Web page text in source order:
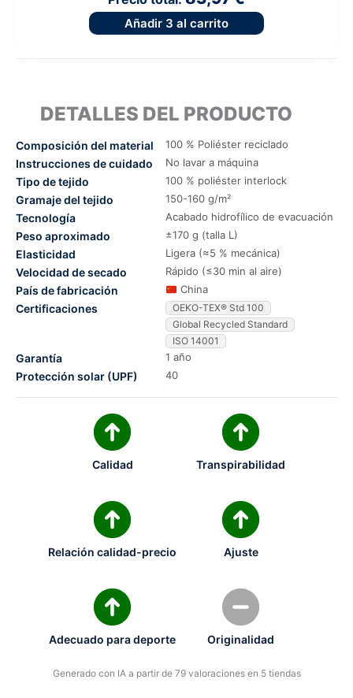
Añadir 3 al carrito
DETALLES DEL PRODUCTO
Composición del material 100 % Poliéster reciclado
Instrucciones de cuidado No lavar a máquina
Tipo de tejido 100 % poliéster interlock
Gramaje del tejido 150-160 g/m²
Tecnología Acabado hidrofílico de evacuación
Peso aproximado ±170 g (talla L)
Elasticidad Ligera (≈5 % mecánica)
Velocidad de secado Rápido (≤30 min al aire)
País de fabricación China
Certificaciones
OEKO-TEX® Std 100
Global Recycled Standard
ISO 14001
Garantía 1 año
Protección solar (UPF) 40
Calidad Transpirabilidad
Relación calidad-precio Ajuste
Adecuado para deporte Originalidad
Generado con IA a partir de 79 valoraciones en 5 tiendas